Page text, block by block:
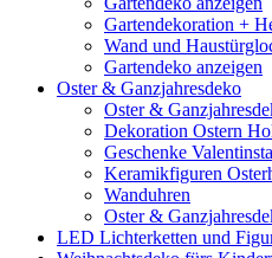
Gartendekoration +
Wand und
Gartendeko anzeigen
Oster & Ganzjahresdeko
Oster &
Dekoration Ostern
Geschenke
Keramikfiguren
Wanduhren
Oster &
LED Lichterketten und